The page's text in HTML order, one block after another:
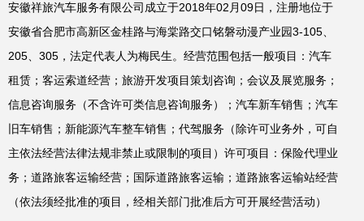
安徽祥旅汽车服务有限公司成立于2018年02月09日，注册地位于
安徽省合肥市高新区金桂路与海棠路交口铭磐动漫产业园3-105、
205、305，法定代表人为梅民生。经营范围包括一般项目：汽车
租赁；客运索道经营；旅游开发项目策划咨询；会议及展览服务；
信息咨询服务（不含许可类信息咨询服务）；汽车新车销售；汽车
旧车销售；新能源汽车整车销售；代驾服务（除许可业务外，可自
主依法经营法律法规非禁止或限制的项目）许可项目：保险代理业
务；道路旅客运输经营；国际道路旅客运输；道路旅客运输站经营
（依法须经批准的项目，经相关部门批准后方可开展经营活动）